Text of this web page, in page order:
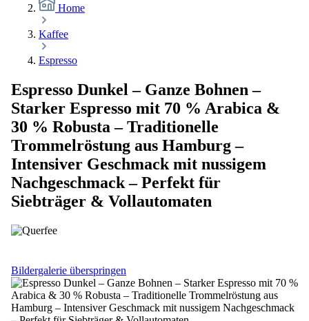
Home
Kaffee
Espresso
Espresso Dunkel – Ganze Bohnen –
Starker Espresso mit 70 % Arabica &
30 % Robusta – Traditionelle
Trommelröstung aus Hamburg –
Intensiver Geschmack mit nussigem
Nachgeschmack – Perfekt für
Siebträger & Vollautomaten
Bildergalerie überspringen